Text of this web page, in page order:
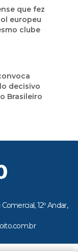
que fez
europeu
clube
decisivo
Brasileiro
12º Andar,